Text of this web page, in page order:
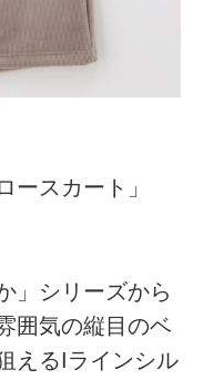
ースカート」
」シリーズから
囲気の縦目のベ
えるIラインシル